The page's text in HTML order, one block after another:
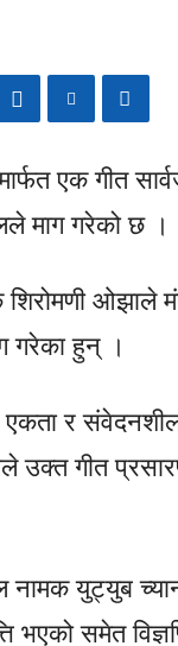
एक गीत
माग गरेको छ ।
ओझाले
गरेका हुन् ।
एकता र
उक्त गीत
युट्युब
भएको समेत